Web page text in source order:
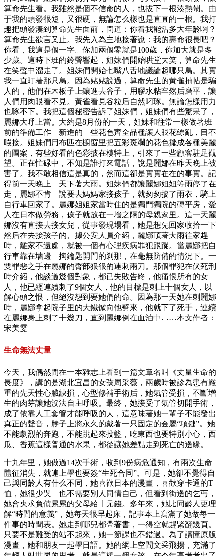
算命先生看。我雖然是個不信命的人，也拔下一根湊熱鬧。由
于我的頭發很短，又很硬，無論怎么樣也是直直的一根。我打
趣把頭發湊到算命先生面前，問道：你看我能活多大年齡啊？
算命先生欲言又止。我先入為主地接著說：我的壽命很長吧？
你看，我這是個一字。你加兩個零就是100歲，你加大就是多
少歲。這時下班的鈴聲響起，姐妹們開始哄堂大笑，算命先生
在笑聲中溜走了。姐妹們開始七嘴八舌地議論起哪只鳥。其實
我一直盯著那只鳥。因為姥姥說過，算命先生的黃雀抽帖是騙
人的，他們在木板子上鑲進去谷子，用膠水粘牢然后磨平，讓
人們用肉眼看不見。黃雀看見谷粒后自然叼琢。無論怎樣用力
也啄不下。我把這個秘密告訴了姐妹們，姐妹們有些驚呆了，
麗娜大呼上當。大約是8月份的一天，姐妹和往常一樣做著班
前的準備工作，新進的一些花色齊全品種讓人眼花繚亂，目不
暇接。姐妹們用布匹在櫥窗里把五彩斑斕的花色擺成各種美麗
的圖案，有些好看的色彩披在模特上，引來了一些顧客駐足觀
望。正在忙碌中，不知是誰打來電話，說是麗娜在昨天晚上被
害了。我不敢相信這是真的，然而這卻是實實在在的事實。記
得前一天晚上，天下著大雨。姐妹們都讓麗娜姐姐等雨停了在
走，麗娜不肯，說要去媽媽家接孩子，就匆匆披了雨衣，騎上
自行車回家了。麗娜姐姐家當時住的是獨門獨院的磚平房，愛
人在日本做勞務，孩子就放在一墻之隔的母親家里。這一天麗
娜沒有直接去接女兒，從事發現場看，她是想先回家收拾一下
然后在去接孩子的。據公安人員介紹，麗娜頂著大雨往家趕
時，離家不遠處，就被一個有心理疾病罪犯跟蹤。當麗娜把自
行車靠在墻邊，掏鑰匙開門的剎那，在毫無防備的情況下。一
雙罪惡之手在麗娜的臀部狠很的連刺兩刀。那個罪犯在伏死刑
時介紹，他談過幾個對象，都已失敗告終，他痛恨所有的女
人，他已經連續刺了9個女人，他的目標是刺上十個女人，以
解心頭之恨，但絕沒想到要她們的命。因為那一天她在刺麗娜
時，麗娜拿起院子里的大鐵锨向他劈來，他就下了死手，連續
在麗娜身上刺了十幾刀，直到麗娜倒在血泊中……本文作者：
宋美雯
生命無法丈量
今天，我偶然間在一本雜志上看到一篇文章名叫《丈量生命的
長度》，講的是湖北宜昌的女孩周采薇，兩歲時被診為患有嚴
重的先天性心臟缺損，心型修補手術后，她氣管受損，不斷增
生的肉芽讓她沒法自主呼吸。最終，她接受了氣管切開手術，
成了依靠人工套管才能呼吸的人，這意味著她一輩子不能發出
真正的聲音，脖子上將永久的戴著一只固定的金屬“項鏈”。她
不能劇烈的奔跑，不能跳起來投籃，吃東西也要特別小心，西
瓜、香蕉這樣普通的水果，都從讓她差點走到死亡的邊緣。
十九年里，她做過14次手術，收到9份病危通知，有兩次生命
體征消失，就連上學也要簽“生死合同”。可是，她卻不覺得自
己與同齡人有什么不同，她喜歡日本的漫畫，喜歡穿卡通的T
恤，她很少哭，也不需要別人同情自己，但看到街邊的乞丐，
她會央求負債累累的父母給十元錢。多年來，她比同齡人更理
解“時間的意義”，她每天很早起床，記事本上寫滿了她做每一
件事的時間表。她走到哪兒都帶著書，一得空就趕緊翻幾頁。
只要不是難受的站不起來，她一節課也不錯過。為了讀懂原版
漫畫，她和朋友一起學日語。她的網上空間文采飛揚，充滿了